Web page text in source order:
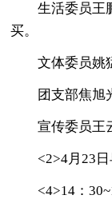
生活委员王
买。
文体委员姚
团支部焦旭
宣传委员王
<2>4月23
<4>14：